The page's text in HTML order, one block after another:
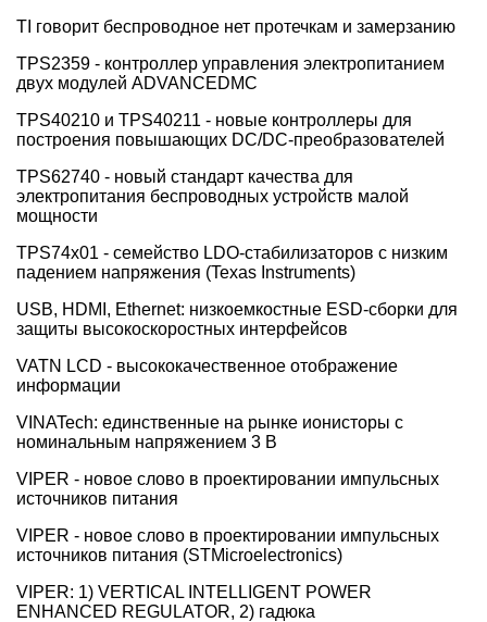
TI говорит беспроводное нет протечкам и замерзанию
TPS2359 - контроллер управления электропитанием
двух модулей ADVANCEDMC
TPS40210 и TPS40211 - новые контроллеры для
построения повышающих DC/DC-преобразователей
TPS62740 - новый стандарт качества для
электропитания беспроводных устройств малой
мощности
TPS74x01 - семейство LDO-стабилизаторов с низким
падением напряжения (Texas Instruments)
USB, HDMI, Ethernet: низкоемкостные ESD-сборки для
защиты высокоскоростных интерфейсов
VATN LCD - высококачественное отображение
информации
VINATech: единственные на рынке ионисторы с
номинальным напряжением 3 В
VIPER - новое слово в проектировании импульсных
источников питания
VIPER - новое слово в проектировании импульсных
источников питания (STMicroelectronics)
VIPER: 1) VERTICAL INTELLIGENT POWER
ENHANCED REGULATOR, 2) гадюка